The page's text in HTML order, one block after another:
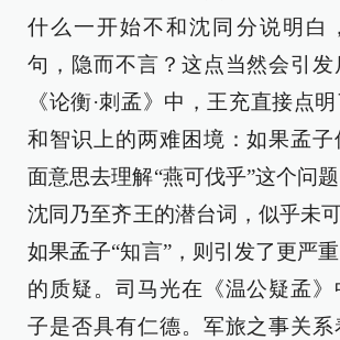
什么一开始不和沈同分说明白
句，隐而不言？这点当然会引发
《论衡·刺孟》中，王充直接点
和智识上的两难困境：如果孟
面意思去理解“燕可伐乎”这个问
沈同乃至齐王的潜台词，似乎未
如果孟子“知言”，则引发了更严
的质疑。司马光在《温公疑孟
子是否具有仁德。军旅之事关系